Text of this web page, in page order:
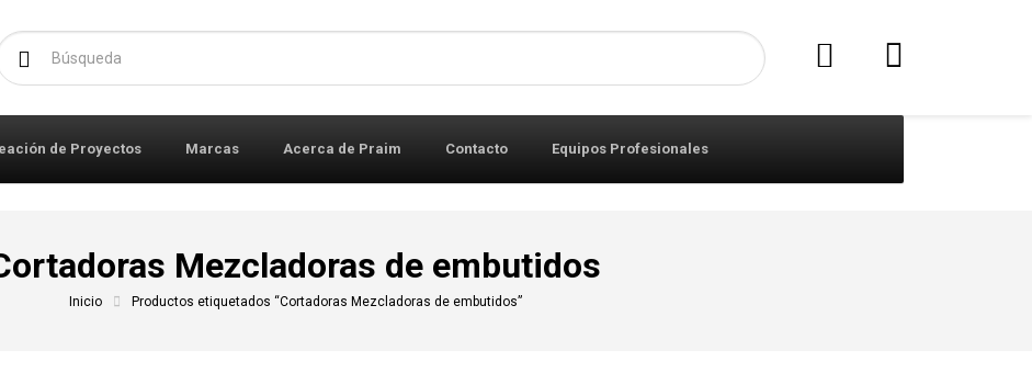
de Proyectos Marcas Acerca de Praim Contacto Equipos Profesionales
Mezcladoras de embutidos
Inicio Productos etiquetados “Cortadoras Mezcladoras de embutidos”